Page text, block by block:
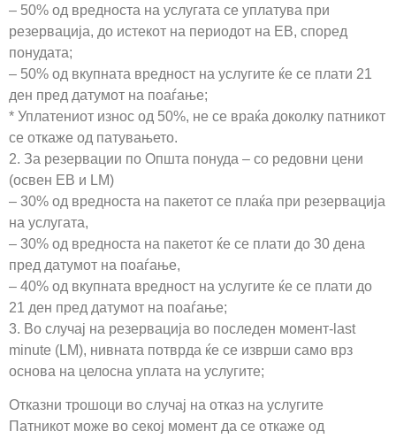
– 50% од вредноста на услугата се уплатува при
резервација, до истекот на периодот на ЕВ, според
понудата;
– 50% од вкупната вредност на услугите ќе се плати 21
ден пред датумот на поаѓање;
* Уплатениот износ од 50%, не се враќа доколку патникот
се откаже од патувањето.
2. За резервации по Општа понуда – со редовни цени
(освен EB и LM)
– 30% од вредноста на пакетот се плаќа при резервација
на услугата,
– 30% од вредноста на пакетот ќе се плати до 30 дена
пред датумот на поаѓање,
– 40% од вкупната вредност на услугите ќе се плати до
21 ден пред датумот на поаѓање;
3. Во случај на резервација во последен момент-last
minute (LM), нивната потврда ќе се изврши само врз
основа на целосна уплата на услугите;
Отказни трошоци во случај на отказ на услугите
Патникот може во секој момент да се откаже од